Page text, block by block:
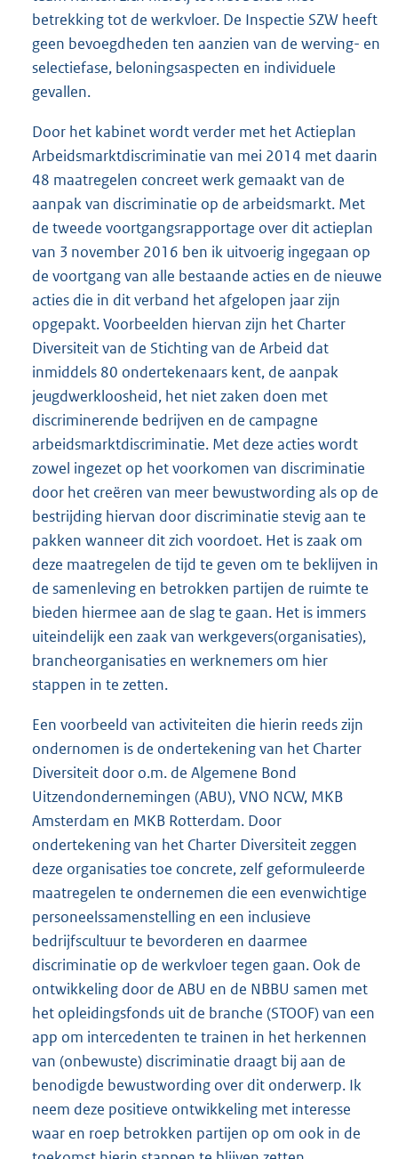
betrekking tot de werkvloer. De Inspectie SZW heeft
geen bevoegdheden ten aanzien van de werving- en
selectiefase, beloningsaspecten en individuele
gevallen.
Door het kabinet wordt verder met het Actieplan
Arbeidsmarktdiscriminatie van mei 2014 met daarin
48 maatregelen concreet werk gemaakt van de
aanpak van discriminatie op de arbeidsmarkt. Met
de tweede voortgangsrapportage over dit actieplan
van 3 november 2016 ben ik uitvoerig ingegaan op
de voortgang van alle bestaande acties en de nieuwe
acties die in dit verband het afgelopen jaar zijn
opgepakt. Voorbeelden hiervan zijn het Charter
Diversiteit van de Stichting van de Arbeid dat
inmiddels 80 ondertekenaars kent, de aanpak
jeugdwerkloosheid, het niet zaken doen met
discriminerende bedrijven en de campagne
arbeidsmarktdiscriminatie. Met deze acties wordt
zowel ingezet op het voorkomen van discriminatie
door het creëren van meer bewustwording als op de
bestrijding hiervan door discriminatie stevig aan te
pakken wanneer dit zich voordoet. Het is zaak om
deze maatregelen de tijd te geven om te beklijven in
de samenleving en betrokken partijen de ruimte te
bieden hiermee aan de slag te gaan. Het is immers
uiteindelijk een zaak van werkgevers(organisaties),
brancheorganisaties en werknemers om hier
stappen in te zetten.
Een voorbeeld van activiteiten die hierin reeds zijn
ondernomen is de ondertekening van het Charter
Diversiteit door o.m. de Algemene Bond
Uitzendondernemingen (ABU), VNO NCW, MKB
Amsterdam en MKB Rotterdam. Door
ondertekening van het Charter Diversiteit zeggen
deze organisaties toe concrete, zelf geformuleerde
maatregelen te ondernemen die een evenwichtige
personeelssamenstelling en een inclusieve
bedrijfscultuur te bevorderen en daarmee
discriminatie op de werkvloer tegen gaan. Ook de
ontwikkeling door de ABU en de NBBU samen met
het opleidingsfonds uit de branche (STOOF) van een
app om intercedenten te trainen in het herkennen
van (onbewuste) discriminatie draagt bij aan de
benodigde bewustwording over dit onderwerp. Ik
neem deze positieve ontwikkeling met interesse
waar en roep betrokken partijen op om ook in de